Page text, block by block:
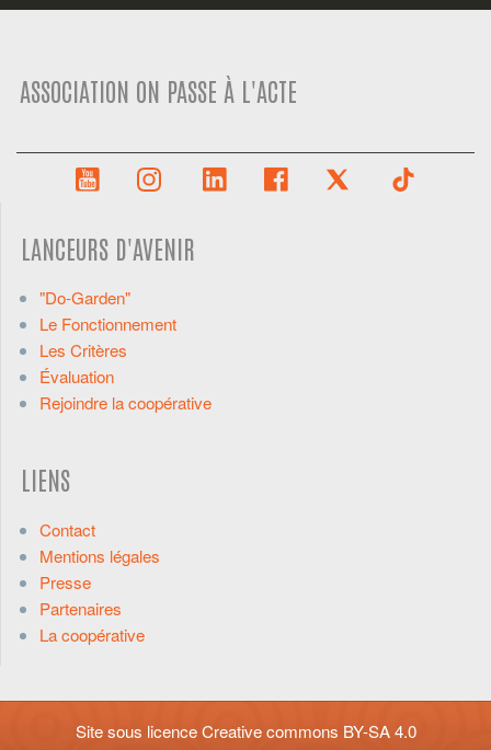
ASSOCIATION ON PASSE À L'ACTE
LANCEURS D'AVENIR
"Do-Garden"
Le Fonctionnement
Les Critères
Évaluation
Rejoindre la coopérative
LIENS
Contact
Mentions légales
Presse
Partenaires
La coopérative
Site sous licenceCreative commons BY-SA 4.0